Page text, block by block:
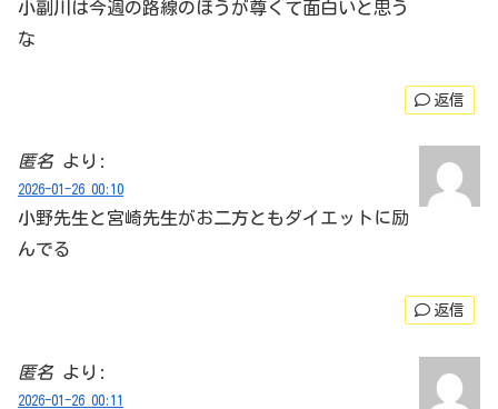
小副川は今週の路線のほうが尊くて面白いと思う
な
返信
匿名 より:
2026-01-26 00:10
小野先生と宮崎先生がお二方ともダイエットに励
んでる
返信
匿名 より:
2026-01-26 00:11